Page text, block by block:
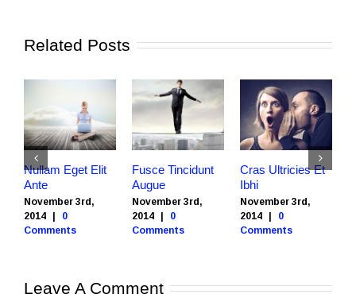
Related Posts
Nullam Eget Elit
Ante
November 3rd,
2014 | 0
Comments
Fusce Tincidunt
Augue
November 3rd,
2014 | 0
Comments
Cras Ultricies Et
Ibhi
November 3rd,
2014 | 0
Comments
Leave A Comment